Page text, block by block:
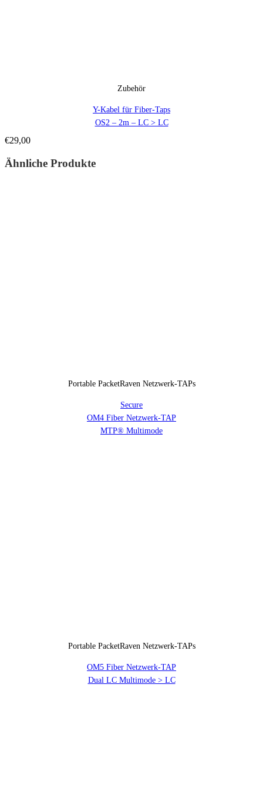
Zubehör
Y-Kabel für Fiber-Taps
OS2 – 2m – LC > LC
€29,00
Ähnliche Produkte
Portable PacketRaven Netzwerk-TAPs
Secure
OM4 Fiber Netzwerk-TAP
MTP® Multimode
Portable PacketRaven Netzwerk-TAPs
OM5 Fiber Netzwerk-TAP
Dual LC Multimode > LC